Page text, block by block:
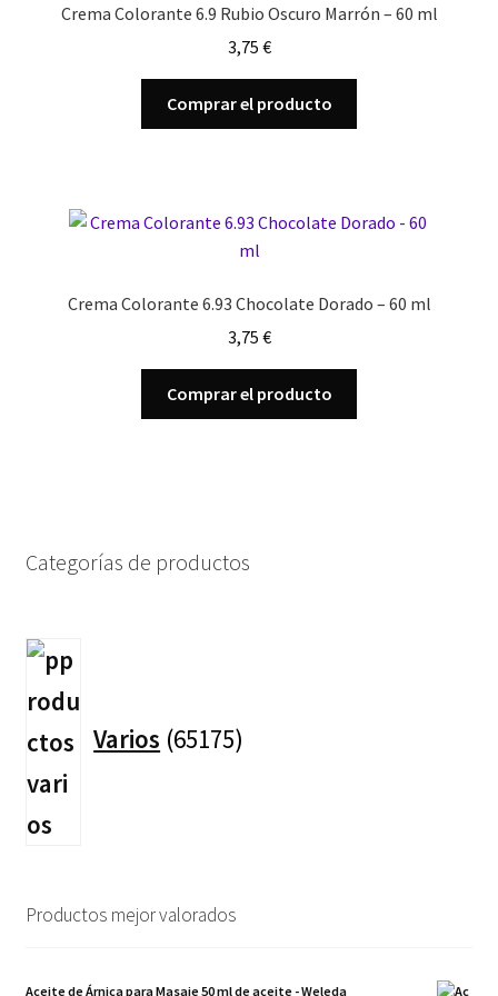
Crema Colorante 6.9 Rubio Oscuro Marrón – 60 ml
3,75 €
Comprar el producto
Crema Colorante 6.93 Chocolate Dorado – 60 ml
3,75 €
Comprar el producto
Categorías de productos
Varios 65175
Productos mejor valorados
Aceite de Árnica para Masaje 50 ml de aceite - Weleda